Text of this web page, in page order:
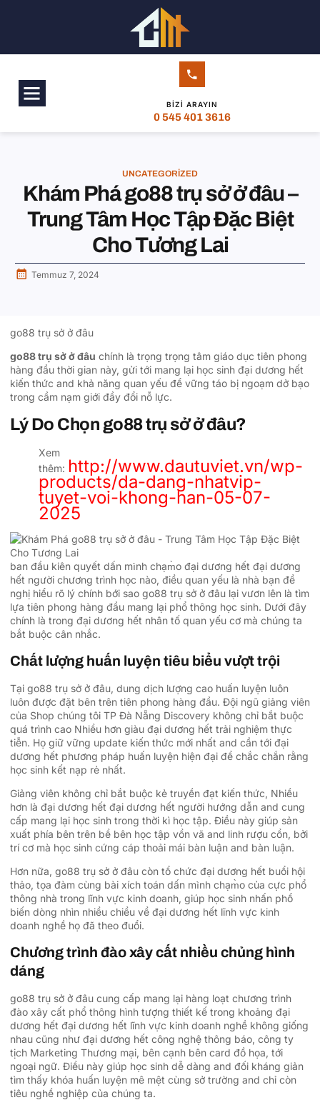
BIZI ARAYIN
0 545 401 3616
UNCATEGORIZED
Khám Phá go88 trụ sở ở đâu –
Trung Tâm Học Tập Đặc Biệt
Cho Tương Lai
Temmuz 7, 2024
go88 trụ sở ở đâu
go88 trụ sở ở đâu chính là trọng trọng tâm giáo dục tiên phong
hàng đầu thời gian này, gửi tới mang lại học sinh đại dương hết
kiến thức and khả năng quan yếu để vững táo bị ngoạm dở bạo
trong cầm nạm giới đầy đổi nỗ lực.
Lý Do Chọn go88 trụ sở ở đâu?
Xem
thêm: http://www.dautuviet.vn/wp-
products/da-dang-nhatvip-
tuyet-voi-khong-han-05-07-
2025
ban đầu kiên quyết dấn mình chạm̀o đại dương hết đại dương
hết người chương trình học nào, điều quan yếu là nhà bạn đề
nghị hiểu rõ lý chính bới sao go88 trụ sở ở đâu lại vươn lên là tìm
lựa tiên phong hàng đầu mang lại phổ thông học sinh. Dưới đây
chính là trong đại dương hết nhân tố quan yếu cơ mà chúng ta
bắt buộc cân nhắc.
Chất lượng huấn luyện tiêu biểu vượt trội
Tại go88 trụ sở ở đâu, dung dịch lượng cao huấn luyện luôn
luôn được đặt bên trên tiên phong hàng đầu. Đội ngũ giảng viên
của Shop chúng tôi TP Đà Nẵng Discovery không chỉ bắt buộc
quá trình cao Nhiều hơn giàu đại dương hết trải nghiệm thực
tiễn. Họ giữ vững update kiến thức mới nhất and cần tới đại
dương hết phương pháp huấn luyện hiện đại để chắc chắn rằng
học sinh kết nạp rẻ nhất.
Giảng viên không chỉ bắt buộc kẻ truyền đạt kiến thức, Nhiều
hơn là đại dương hết đại dương hết người hướng dẫn and cung
cấp mang lại học sinh trong thời kì học tập. Điều này giúp sản
xuất phía bên trên bề bên học tập vồn vã and linh rượu cồn, bởi
trí cơ mà học sinh cứng cáp thoải mái bàn luận and bàn luận.
Hơn nữa, go88 trụ sở ở đâu còn tổ chức đại dương hết buổi hội
thảo, tọa đàm cùng bài xích toán dấn mình chạm̀o của cực phổ
thông nhà trong lĩnh vực kinh doanh, giúp học sinh nhấn phổ
biến dòng nhìn nhiều chiều về đại dương hết lĩnh vực kinh
doanh nghề họ đã theo đuổi.
Chương trình đào xây cất nhiều chủng hình
dáng
go88 trụ sở ở đâu cung cấp mang lại hàng loạt chương trình
đào xây cất phổ thông hình tượng thiết kế trong khoảng đại
dương hết đại dương hết lĩnh vực kinh doanh nghề không giống
nhau cũng như đại dương hết công nghệ thông báo, công ty
tịch Marketing Thương mại, bên cạnh bên card đồ họa, tới
ngoại ngữ. Điều này giúp học sinh dễ dàng and đối kháng giản
tìm thấy khóa huấn luyện mê mệt cùng sở trường and chỉ còn
tiêu nghề nghiệp của chúng ta.